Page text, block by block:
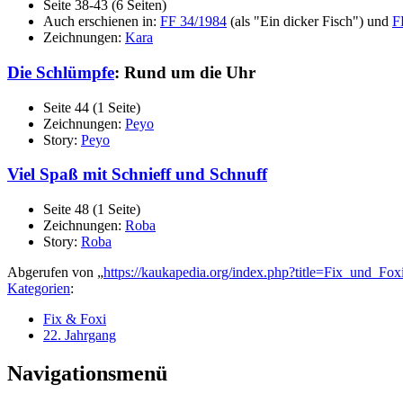
Seite 38-43 (6 Seiten)
Auch erschienen in: FF 34/1984 (als "Ein dicker Fisch") und
Zeichnungen: Kara
Die Schlümpfe: Rund um die Uhr
Seite 44 (1 Seite)
Zeichnungen: Peyo
Story: Peyo
Viel Spaß mit Schnieff und Schnuff
Seite 48 (1 Seite)
Zeichnungen: Roba
Story: Roba
Abgerufen von „https://kaukapedia.org/
Kategorien:
Fix & Foxi
22. Jahrgang
Navigationsmenü